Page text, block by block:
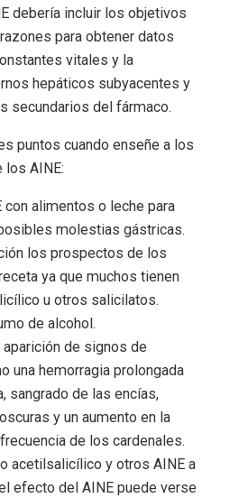
debería incluir los objetivos
para obtener datos
vitales y la
hepáticos subyacentes y
secundarios del fármaco.
puntos cuando enseñe a los
los AINE:
con alimentos o leche para
molestias gástricas.
los prospectos de los
ya que muchos tienen
u otros salicilatos.
de alcohol.
aparición de signos de
una hemorragia prolongada
sangrado de las encías,
y un aumento en la
de los cardenales.
acetilsalicílico y otros AINE a
efecto del AINE puede verse